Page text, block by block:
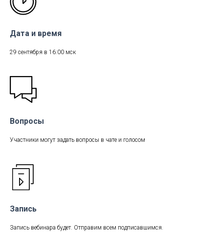
Дата и время
29 сентября в 16:00 мск
Вопросы
Участники могут задать вопросы в чате и голосом
Запись
Запись вебинара будет. Отправим всем подписавшимся.